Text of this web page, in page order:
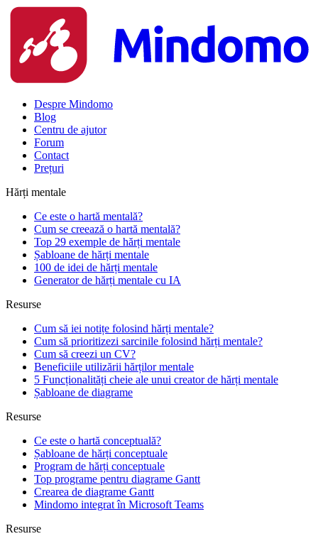
Despre Mindomo
Blog
Centru de ajutor
Forum
Contact
Prețuri
Hărți mentale
Ce este o hartă mentală?
Cum se creează o hartă mentală?
Top 29 exemple de hărți mentale
Șabloane de hărți mentale
100 de idei de hărți mentale
Generator de hărți mentale cu IA
Resurse
Cum să iei notițe folosind hărți mentale?
Cum să prioritizezi sarcinile folosind hărți mentale?
Cum să creezi un CV?
Beneficiile utilizării hărților mentale
5 Funcționalități cheie ale unui creator de hărți mentale
Șabloane de diagrame
Resurse
Ce este o hartă conceptuală?
Șabloane de hărți conceptuale
Program de hărți conceptuale
Top programe pentru diagrame Gantt
Crearea de diagrame Gantt
Mindomo integrat în Microsoft Teams
Resurse